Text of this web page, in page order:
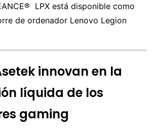
LPX está disponible como
de ordenador Lenovo Legion
innovan en la
líquida de los
gaming